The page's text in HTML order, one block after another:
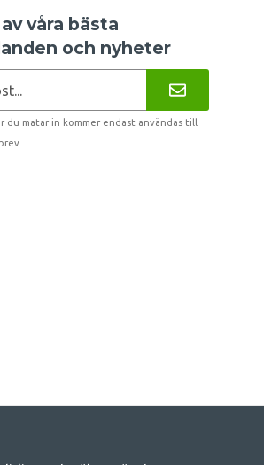
våra bästa
och nyheter
du matar in kommer endast användas till